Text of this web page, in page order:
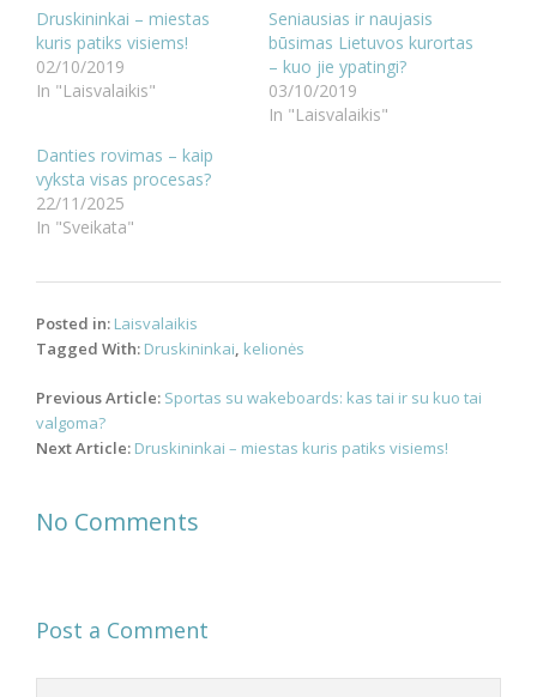
Druskininkai – miestas
kuris patiks visiems!
02/10/2019
In "Laisvalaikis"
Seniausias ir naujasis
būsimas Lietuvos kurortas
– kuo jie ypatingi?
03/10/2019
In "Laisvalaikis"
Danties rovimas – kaip
vyksta visas procesas?
22/11/2025
In "Sveikata"
Posted in: Laisvalaikis
Tagged With: Druskininkai, kelionės
Post
navigation
Previous Article: Sportas su wakeboards: kas tai ir su kuo tai
valgoma?
Next Article: Druskininkai – miestas kuris patiks visiems!
No Comments
Post a Comment